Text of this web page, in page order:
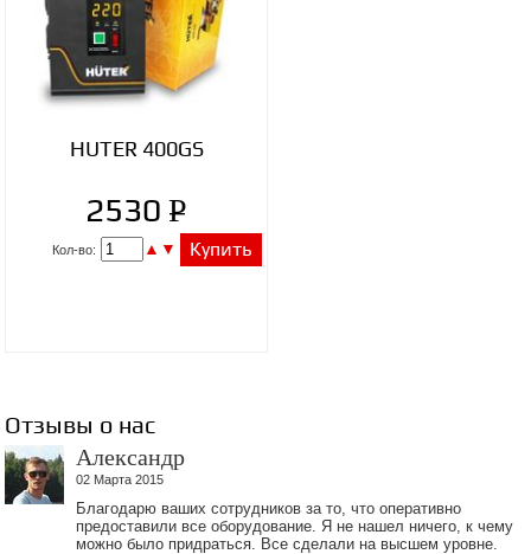
HUTER 400GS
2530P
УБ.
Кол-во: ▲ ▼ Купить
Отзывы о нас
Александр
02 Марта 2015
Благодарю ваших сотрудников за то, что оперативно
предоставили все оборудование. Я не нашел ничего, к чему
можно было придраться. Все сделали на высшем уровне.